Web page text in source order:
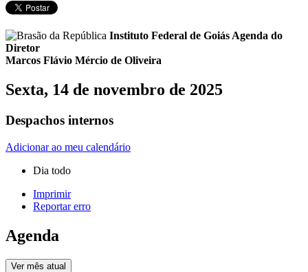
Instituto Federal de GoiásAgenda do
Diretor
Marcos Flávio Mércio de Oliveira
Sexta, 14 de novembro de 2025
Despachos internos
Adicionar ao meu calendário
Dia todo
Imprimir
Reportar erro
Agenda
Ver mês atual